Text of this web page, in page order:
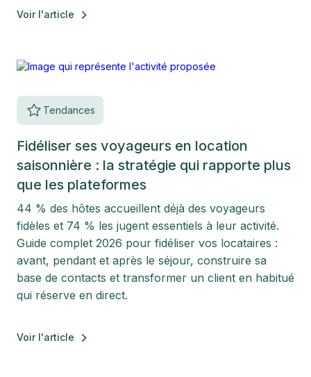
Voir l'article
Tendances
Fidéliser ses voyageurs en location
saisonnière : la stratégie qui rapporte plus
que les plateformes
44 % des hôtes accueillent déjà des voyageurs
fidèles et 74 % les jugent essentiels à leur activité.
Guide complet 2026 pour fidéliser vos locataires :
avant, pendant et après le séjour, construire sa
base de contacts et transformer un client en habitué
qui réserve en direct.
Voir l'article